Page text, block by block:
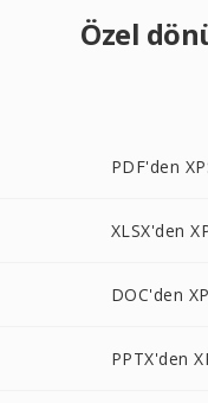
Özel
PDF'den
XLSX'den
DOC'den
PPTX'den